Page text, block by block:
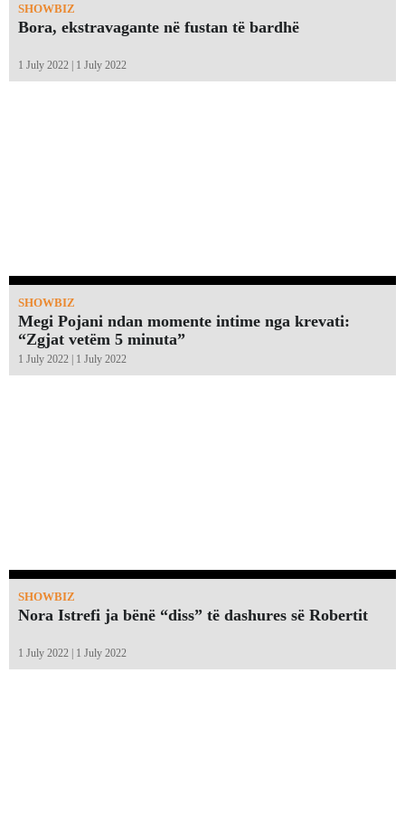
SHOWBIZ
Bora, ekstravagante në fustan të bardhë
1 July 2022 | 1 July 2022
SHOWBIZ
Megi Pojani ndan momente intime nga krevati:
“Zgjat vetëm 5 minuta”￼
1 July 2022 | 1 July 2022
SHOWBIZ
Nora Istrefi ja bënë “diss” të dashures së Robertit
1 July 2022 | 1 July 2022